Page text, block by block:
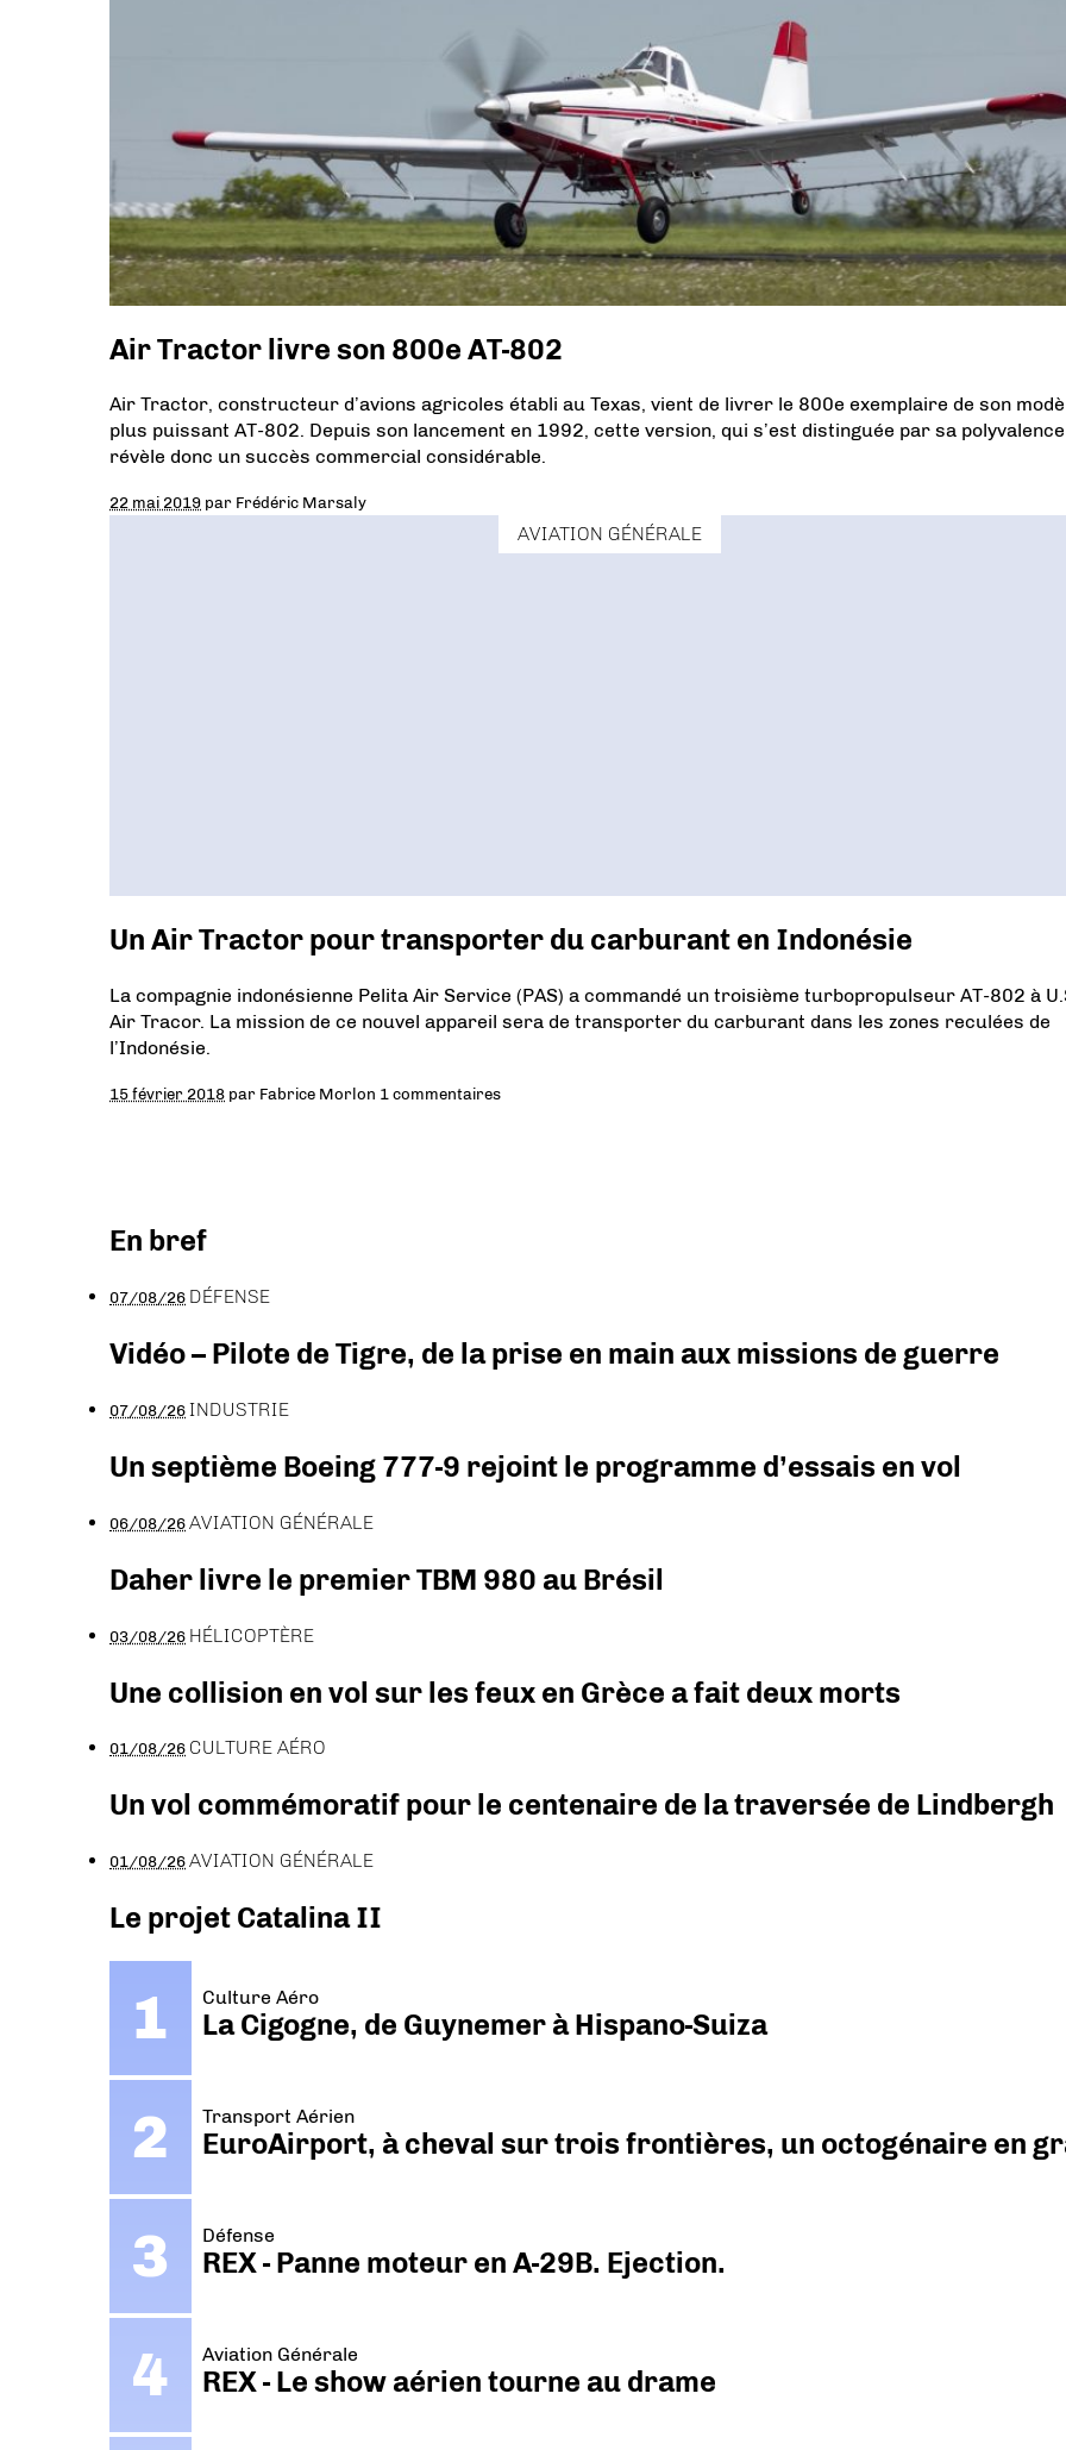
Air Tractor livre son 800e AT-802
Air Tractor, constructeur d’avions agricoles établi au Texas, vient de livrer le 800e exemplaire de son
plus puissant AT-802. Depuis son lancement en 1992, cette version, qui s’est distinguée par sa
révèle donc un succès commercial considérable.
22 mai 2019 par Frédéric Marsaly
AVIATION GÉNÉRALE
Un Air Tractor pour transporter du carburant en Indonésie
La compagnie indonésienne Pelita Air Service (PAS) a commandé un troisième turbopropulseur AT-802 à
Air Tracor. La mission de ce nouvel appareil sera de transporter du carburant dans les zones reculées de
l’Indonésie.
15 février 2018 par Fabrice Morlon 1 commentaires
En bref
07/08/26 DÉFENSE
Vidéo – Pilote de Tigre, de la prise en main aux missions de guerre
07/08/26INDUSTRIE
Un septième Boeing 777-9 rejoint le programme d’essais en vol
06/08/26AVIATION GÉNÉRALE
Daher livre le premier TBM 980 au Brésil
03/08/26 HÉLICOPTÈRE
Une collision en vol sur les feux en Grèce a fait deux morts
01/08/26 CULTURE AÉRO
Un vol commémoratif pour le centenaire de la traversée de Lindbergh
01/08/26AVIATION GÉNÉRALE
Le projet Catalina II
Culture Aéro
La Cigogne, de Guynemer à Hispano-Suiza
Transport Aérien
EuroAirport, à cheval sur trois frontières, un octogénaire en
Défense
REX - Panne moteur en A-29B. Ejection.
Aviation Générale
REX - Le show aérien tourne au drame